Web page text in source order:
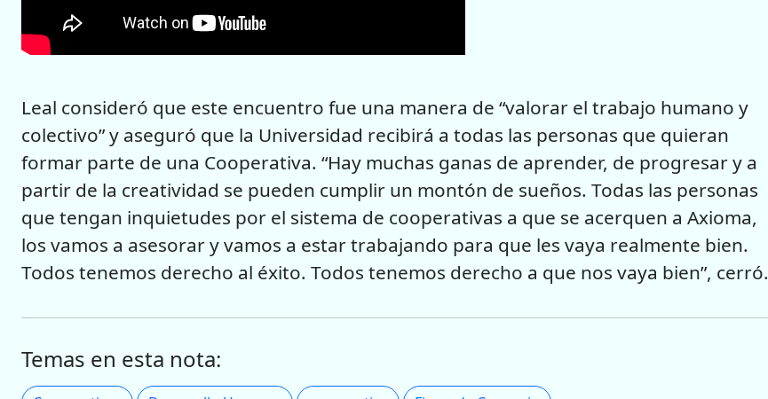
Leal consideró que este encuentro fue una manera de “valorar el trabajo humano y
colectivo” y aseguró que la Universidad recibirá a todas las personas que quieran
formar parte de una Cooperativa. “Hay muchas ganas de aprender, de progresar y a
partir de la creatividad se pueden cumplir un montón de sueños. Todas las personas
que tengan inquietudes por el sistema de cooperativas a que se acerquen a Axioma,
los vamos a asesorar y vamos a estar trabajando para que les vaya realmente bien.
Todos tenemos derecho al éxito. Todos tenemos derecho a que nos vaya bien”, cerró.
Temas en esta nota: